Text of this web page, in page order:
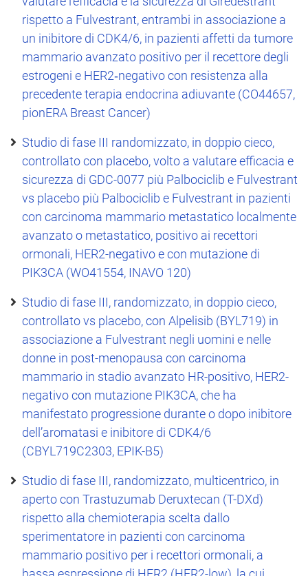
rispetto a Fulvestrant, entrambi in associazione a
un inibitore di CDK4/6, in pazienti affetti da tumore
mammario avanzato positivo per il recettore degli
estrogeni e HER2‑negativo con resistenza alla
precedente terapia endocrina adiuvante (CO44657,
pionERA Breast Cancer)
Studio di fase III randomizzato, in doppio cieco,
controllato con placebo, volto a valutare efficacia e
sicurezza di GDC-0077 più Palbociclib e Fulvestrant
vs placebo più Palbociclib e Fulvestrant in pazienti
con carcinoma mammario metastatico localmente
avanzato o metastatico, positivo ai recettori
ormonali, HER2-negativo e con mutazione di
PIK3CA (WO41554, INAVO 120)
Studio di fase III, randomizzato, in doppio cieco,
controllato vs placebo, con Alpelisib (BYL719) in
associazione a Fulvestrant negli uomini e nelle
donne in post-menopausa con carcinoma
mammario in stadio avanzato HR-positivo, HER2-
negativo con mutazione PIK3CA, che ha
manifestato progressione durante o dopo inibitore
dell’aromatasi e inibitore di CDK4/6
(CBYL719C2303, EPIK-B5)
Studio di fase III, randomizzato, multicentrico, in
aperto con Trastuzumab Deruxtecan (T-DXd)
rispetto alla chemioterapia scelta dallo
sperimentatore in pazienti con carcinoma
mammario positivo per i recettori ormonali, a